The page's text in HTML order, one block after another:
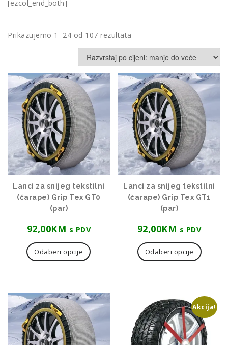
[ezcol_end_both]
Prikazujemo 1–24 od 107 rezultata
cijeni:
od
niske
do
visoke
Lanci za snijeg tekstilni
(čarape) Grip Tex GT0
(par)
92,00KM s PDV
Odaberi opcije
proizvod
Opcije
se
mogu
odabrati
na
stranici
Lanci za snijeg tekstilni
(čarape) Grip Tex GT1
(par)
92,00KM s PDV
Odaberi opcije
mogu
na
stranici
Akcija!